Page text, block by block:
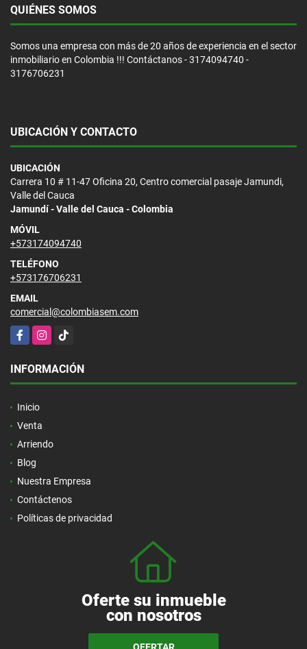
QUIÉNES SOMOS
Somos una empresa con más de 20 años de experiencia en el sector
inmobiliario en Colombia !!! Contáctanos - 3174094740 -
3176706231
UBICACIÓN Y CONTACTO
UBICACIÓN
Carrera 10 # 11-47 Oficina 20, Centro comercial pasaje Jamundi,
Valle del Cauca
Jamundí - Valle del Cauca - Colombia
MÓVIL
+573174094740
TELÉFONO
+573176706231
EMAIL
comercial@colombiasem.com
FacebookInstagram
TikTok
INFORMACIÓN
Inicio
Venta
Arriendo
Blog
Nuestra Empresa
Contáctenos
Políticas de privacidad
Oferte su inmueble
con nosotros
OFERTAR